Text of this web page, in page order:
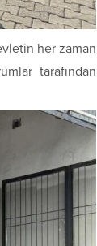
her zaman
tarafından